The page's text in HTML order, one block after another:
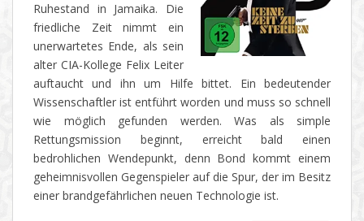
Ruhestand in Jamaika. Die
friedliche Zeit nimmt ein
unerwartetes Ende, als sein
alter CIA-Kollege Felix Leiter
auftaucht und ihn um Hilfe bittet. Ein bedeutender
Wissenschaftler ist entführt worden und muss so schnell
wie möglich gefunden werden. Was als simple
Rettungsmission beginnt, erreicht bald einen
bedrohlichen Wendepunkt, denn Bond kommt einem
geheimnisvollen Gegenspieler auf die Spur, der im Besitz
einer brandgefährlichen neuen Technologie ist.